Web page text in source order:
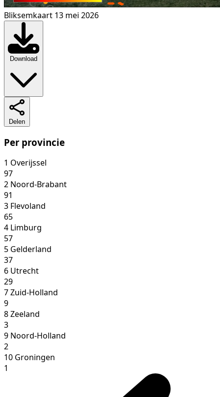
Bliksemkaart 13 mei 2026
Download
Delen
Per provincie
1 Overijssel
97
2 Noord-Brabant
91
3 Flevoland
65
4 Limburg
57
5 Gelderland
37
6 Utrecht
29
7Zuid-Holland
9
8Zeeland
3
9 Noord-Holland
2
10 Groningen
1